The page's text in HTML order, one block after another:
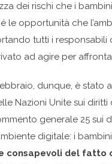
dei rischi che i
le opportunità che
tutti i responsabili
ad agire per
dunque, è stato
Nazioni Unite sui diritti
generale 25 sui
digitale: i
consapevoli del fatto